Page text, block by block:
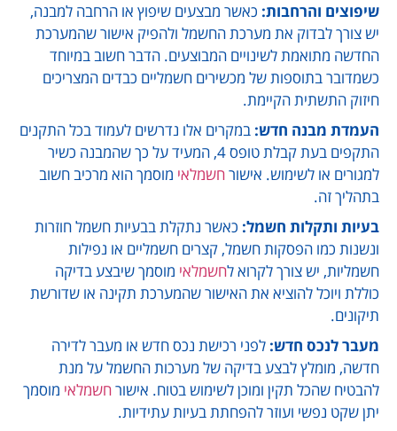
שיפוצים והרחבות:כאשר מבצעים שיפוץ או הרחבה למבנה,
יש צורך לבדוק את מערכת החשמל ולהפיק אישור שהמערכת
החדשה מתואמת לשינויים המבוצעים. הדבר חשוב במיוחד
כשמדובר בתוספות של מכשירים חשמליים כבדים המצריכים
חיזוק התשתית הקיימת.
העמדת מבנה חדש:במקרים אלו נדרשים לעמוד בכל התקנים
התקפים בעת קבלת טופס 4, המעיד על כך שהמבנה כשיר
למגורים או לשימוש. אישורחשמלאימוסמך הוא מרכיב חשוב
בתהליך זה.
בעיות ותקלות חשמל:כאשר נתקלת בבעיות חשמל חוזרות
ונשנות כמו הפסקות חשמל, קצרים חשמליים או נפילות
חשמליות, יש צורך לקרוא לחשמלאימוסמך שיבצע בדיקה
כוללת ויוכל להוציא את האישור שהמערכת תקינה או שדורשת
תיקונים.
מעבר לנכס חדש:לפני רכישת נכס חדש או מעבר לדירה
חדשה, מומלץ לבצע בדיקה של מערכות החשמל על מנת
להבטיח שהכל תקין ומוכן לשימוש בטוח. אישורחשמלאימוסמך
יתן שקט נפשי ועוזר להפחתת בעיות עתידיות.